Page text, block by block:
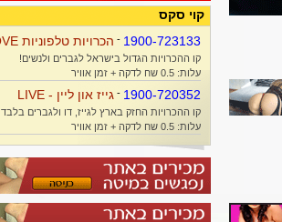
קוי סקס
1900-723133
- הכרויות טלפוניות FREE LOVE
קו ההכרויות הגדול בישראל לגברים ולנשים!
עלות: 0.5 שח לדקה + זמן אוויר
1900-720352
- גייז און ליין - LIVE
קו ההכרויות החזק בארץ לגייז, דו ולגברים בלבד
עלות: 0.5 שח לדקה + זמן אוויר